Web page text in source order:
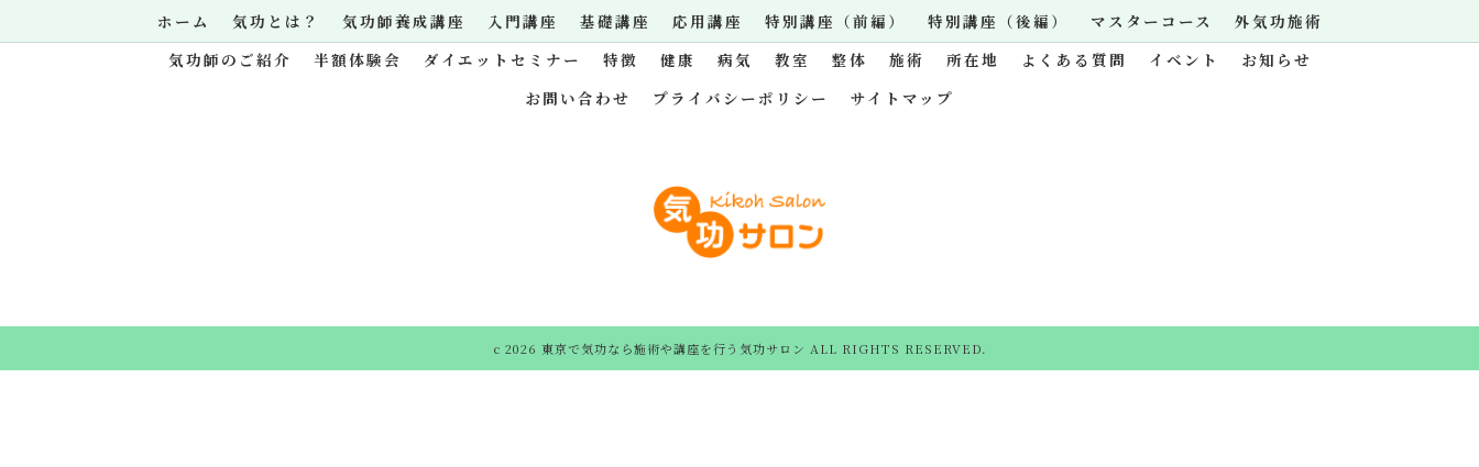
ホーム 気功とは？ 気功師養成講座 入門講座 基礎講座 応用講座 特別講座（前編） 特別講座（後編） マスターコース
外気功施術
気功師のご紹介
半額体験会 ダイエットセミナー 特徴 健康 病気 教室 整体 施術 所在地 よくある質問 イベント
お知らせ
お問い合わせ
プライバシーポリシー サイトマップ
c 2026 東京で気功なら施術や講座を行う気功サロン ALL RIGHTS RESERVED.